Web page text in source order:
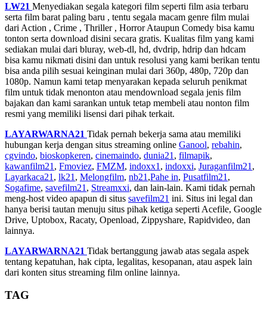
LW21 Menyediakan segala kategori film seperti film asia terbaru
serta film barat paling baru , tentu segala macam genre film mulai
dari Action , Crime , Thriller , Horror Ataupun Comedy bisa kamu
tonton serta download disini secara gratis. Kualitas film yang kami
sediakan mulai dari bluray, web-dl, hd, dvdrip, hdrip dan hdcam
bisa kamu nikmati disini dan untuk resolusi yang kami berikan tentu
bisa anda pilih sesuai keinginan mulai dari 360p, 480p, 720p dan
1080p. Namun kami tetap menyarakan kepada seluruh penikmat
film untuk tidak menonton atau mendownload segala jenis film
bajakan dan kami sarankan untuk tetap membeli atau nonton film
resmi yang memiliki lisensi dari pihak terkait.
LAYARWARNA21 Tidak pernah bekerja sama atau memiliki
hubungan kerja dengan situs streaming online Ganool, rebahin,
cgvindo, bioskopkeren, cinemaindo, dunia21 , filmapik,
kawanfilm21 , Fmoviez, FMZM, indoxx1 , indoxxi, Juraganfilm21 ,
Layarkaca21 , lk21 , Melongfilm, nb21 ,Pahe in, Pusatfilm21 ,
Sogafime, savefilm21 , Streamxxi, dan lain-lain. Kami tidak pernah
meng-host video apapun di situs savefilm21 ini. Situs ini legal dan
hanya berisi tautan menuju situs pihak ketiga seperti Acefile, Google
Drive, Uptobox, Racaty, Openload, Zippyshare, Rapidvideo, dan
lainnya.
LAYARWARNA21 Tidak bertanggung jawab atas segala aspek
tentang kepatuhan, hak cipta, legalitas, kesopanan, atau aspek lain
dari konten situs streaming film online lainnya.
TAG